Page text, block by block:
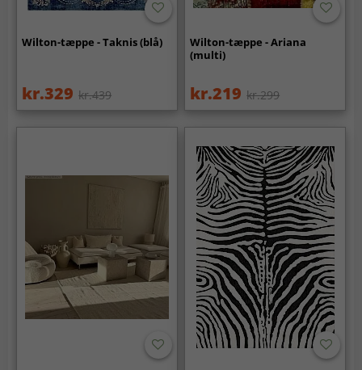
Wilton-tæppe - Taknis (blå)
kr.329 kr.439
Wilton-tæppe - Ariana
(multi)
kr.219 kr.299